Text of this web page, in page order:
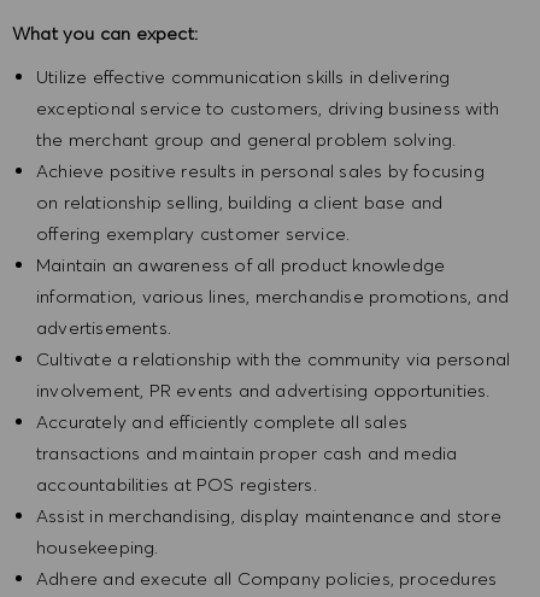
What you can expect:
Utilize effective communication skills in delivering
exceptional service to customers, driving business with
the merchant group and general problem solving.
Achieve positive results in personal sales by focusing
on relationship selling, building a client base and
offering exemplary customer service.
Maintain an awareness of all product knowledge
information, various lines, merchandise promotions, and
advertisements.
Cultivate a relationship with the community via personal
involvement, PR events and advertising opportunities.
Accurately and efficiently complete all sales
transactions and maintain proper cash and media
accountabilities at POS registers.
Assist in merchandising, display maintenance and store
housekeeping.
Adhere and execute all Company policies, procedures